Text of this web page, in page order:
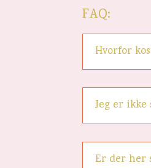
FAQ:
Hvorfor
Jeg er ikke
Er der her